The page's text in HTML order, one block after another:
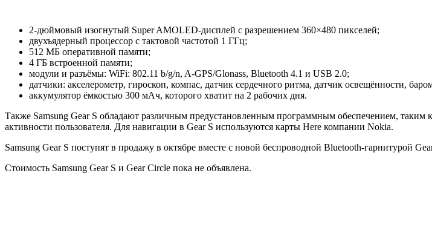
2-дюймовый изогнутый Super AMOLED-дисплей с разрешением 360×480 пикселей;
двухъядерный процессор с тактовой частотой 1 ГГц;
512 МБ оперативной памяти;
4 ГБ встроенной памяти;
модули и разъёмы: WiFi: 802.11 b/g/n, A-GPS/Glonass, Bluetooth 4.1 и USB 2.0;
датчики: акселерометр, гироскоп, компас, датчик сердечного ритма, датчик освещённости,
аккумулятор ёмкостью 300 мАч, которого хватит на 2 рабочих дня.
Также Samsung Gear S обладают различным предустановленным программным обеспечением, таким
активности пользователя. Для навигации в Gear S используются карты Here компании Nokia.
Samsung Gear S поступят в продажу в октябре вместе с новой беспроводной Bluetooth-гарнитурой
Стоимость Samsung Gear S и Gear Circle пока не объявлена.